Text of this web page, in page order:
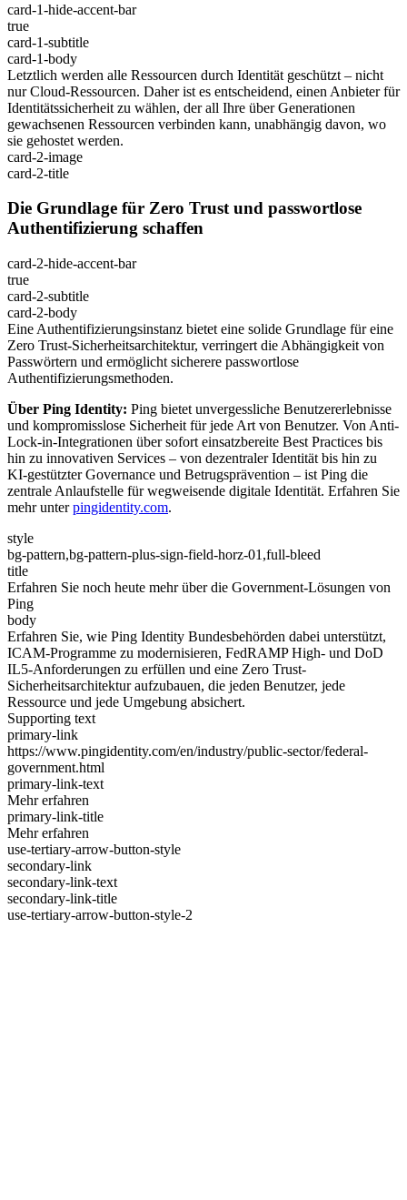
card-1-hide-accent-bar
true
card-1-subtitle
card-1-body
Letztlich werden alle Ressourcen durch Identität geschützt – nicht
nur Cloud-Ressourcen. Daher ist es entscheidend, einen Anbieter für
Identitätssicherheit zu wählen, der all Ihre über Generationen
gewachsenen Ressourcen verbinden kann, unabhängig davon, wo
sie gehostet werden.
card-2-image
card-2-title
Die Grundlage für Zero Trust und passwortlose
Authentifizierung schaffen
card-2-hide-accent-bar
true
card-2-subtitle
card-2-body
Eine Authentifizierungsinstanz bietet eine solide Grundlage für eine
Zero Trust-Sicherheitsarchitektur, verringert die Abhängigkeit von
Passwörtern und ermöglicht sicherere passwortlose
Authentifizierungsmethoden.
Über Ping Identity: Ping bietet unvergessliche Benutzererlebnisse
und kompromisslose Sicherheit für jede Art von Benutzer. Von Anti-
Lock-in-Integrationen über sofort einsatzbereite Best Practices bis
hin zu innovativen Services – von dezentraler Identität bis hin zu
KI-gestützter Governance und Betrugsprävention – ist Ping die
zentrale Anlaufstelle für wegweisende digitale Identität. Erfahren Sie
mehr unterpingidentity.com.
style
bg-pattern,bg-pattern-plus-sign-field-horz-01,full-bleed
title
Erfahren Sie noch heute mehr über die Government-Lösungen von
Ping
body
Erfahren Sie, wie Ping Identity Bundesbehörden dabei unterstützt,
ICAM-Programme zu modernisieren, FedRAMP High- und DoD
IL5-Anforderungen zu erfüllen und eine Zero Trust-
Sicherheitsarchitektur aufzubauen, die jeden Benutzer, jede
Ressource und jede Umgebung absichert.
Supporting text
primary-link
https://www.pingidentity.com/en/industry/public-sector/federal-
government.html
primary-link-text
Mehr erfahren
primary-link-title
Mehr erfahren
use-tertiary-arrow-button-style
secondary-link
secondary-link-text
secondary-link-title
use-tertiary-arrow-button-style-2